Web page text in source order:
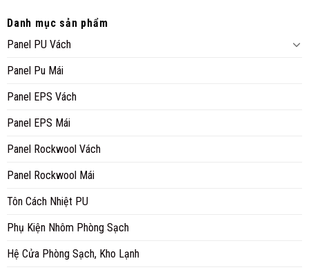
Danh mục sản phẩm
Panel PU Vách
Panel Pu Mái
Panel EPS Vách
Panel EPS Mái
Panel Rockwool Vách
Panel Rockwool Mái
Tôn Cách Nhiệt PU
Phụ Kiện Nhôm Phòng Sạch
Hệ Cửa Phòng Sạch, Kho Lạnh